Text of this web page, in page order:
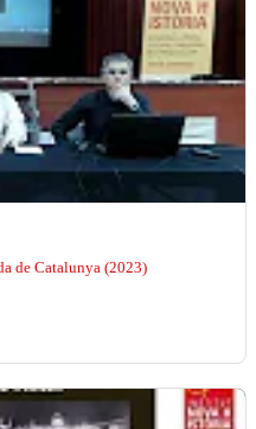
de Catalunya (2023)